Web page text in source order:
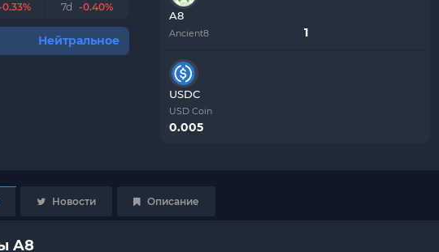
0.33% 7d -0.40%
Нейтральное
A8
Ancient8
USDC
USD Coin
0.005
Новости Описание
A8